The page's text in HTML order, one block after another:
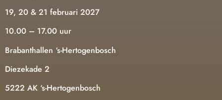
19, 20 & 21 februari 2027
10.00 – 17.00 uur
Brabanthallen ‘s-Hertogenbosch
Diezekade 2
5222 AK ‘s-Hertogenbosch